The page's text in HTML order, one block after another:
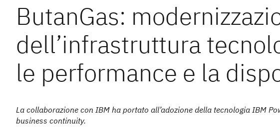
ButanGas:
dell’infrastruttura
le performance e la
La collaborazione con IBM ha portato all’adozione della tecnologia IBM
business continuity.